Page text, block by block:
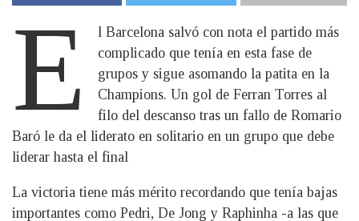
E
l Barcelona salvó con nota el partido más
complicado que tenía en esta fase de
grupos y sigue asomando la patita en la
Champions. Un gol de Ferran Torres al
filo del descanso tras un fallo de Romario
Baró le da el liderato en solitario en un grupo que debe
liderar hasta el final
La victoria tiene más mérito recordando que tenía bajas
importantes como Pedri, De Jong y Raphinha -a las que